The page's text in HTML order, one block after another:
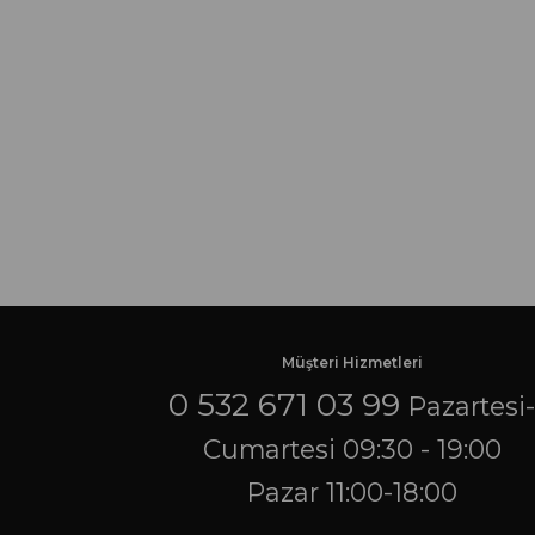
Müşteri Hizmetleri
0 532 671 03 99 Pazartesi-
Cumartesi 09:30 - 19:00
Pazar 11:00-18:00